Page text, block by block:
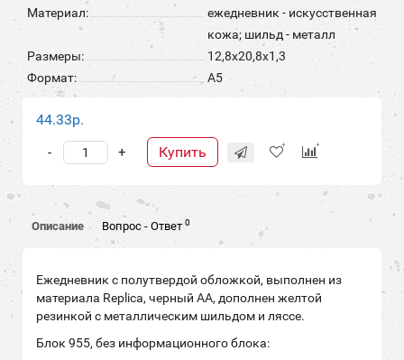
Материал:
ежедневник - искусственная
кожа; шильд - металл
Размеры:
12,8х20,8х1,3
Формат:
А5
44.33р.
+
- Купить
Описание Вопрос - Ответ 0
Ежедневник с полутвердой обложкой, выполнен из
материала Replica, черный АА, дополнен желтой
резинкой с металлическим шильдом и ляссе.
Блок 955, без информационного блока: